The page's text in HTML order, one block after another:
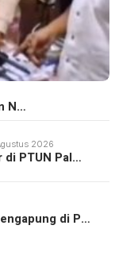
N…
2026
di PTUN Pal…
di P…